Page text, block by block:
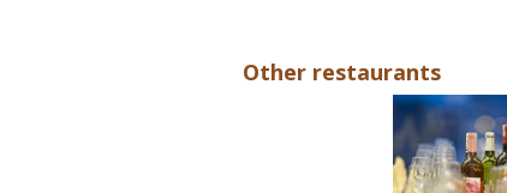
Other restaurants